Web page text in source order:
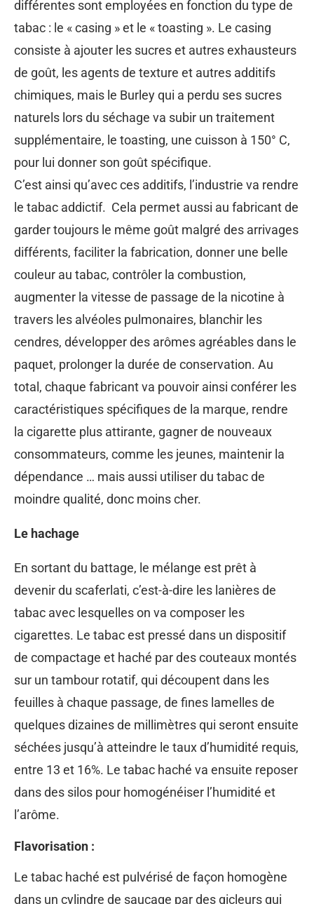
différentes sont employées en fonction du type de
tabac : le « casing » et le « toasting ». Le casing
consiste à ajouter les sucres et autres exhausteurs
de goût, les agents de texture et autres additifs
chimiques, mais le Burley qui a perdu ses sucres
naturels lors du séchage va subir un traitement
supplémentaire, le toasting, une cuisson à 150° C,
pour lui donner son goût spécifique.
C’est ainsi qu’avec ces additifs, l’industrie va rendre
le tabac addictif. Cela permet aussi au fabricant de
garder toujours le même goût malgré des arrivages
différents, faciliter la fabrication, donner une belle
couleur au tabac, contrôler la combustion,
augmenter la vitesse de passage de la nicotine à
travers les alvéoles pulmonaires, blanchir les
cendres, développer des arômes agréables dans le
paquet, prolonger la durée de conservation. Au
total, chaque fabricant va pouvoir ainsi conférer les
caractéristiques spécifiques de la marque, rendre
la cigarette plus attirante, gagner de nouveaux
consommateurs, comme les jeunes, maintenir la
dépendance … mais aussi utiliser du tabac de
moindre qualité, donc moins cher.
Le hachage
En sortant du battage, le mélange est prêt à
devenir du scaferlati, c’est-à-dire les lanières de
tabac avec lesquelles on va composer les
cigarettes. Le tabac est pressé dans un dispositif
de compactage et haché par des couteaux montés
sur un tambour rotatif, qui découpent dans les
feuilles à chaque passage, de fines lamelles de
quelques dizaines de millimètres qui seront ensuite
séchées jusqu’à atteindre le taux d’humidité requis,
entre 13 et 16%. Le tabac haché va ensuite reposer
dans des silos pour homogénéiser l’humidité et
l’arôme.
Flavorisation :
Le tabac haché est pulvérisé de façon homogène
dans un cylindre de sauçage par des gicleurs qui